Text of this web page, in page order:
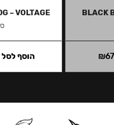
BLACK
₪
– VOLTAGE
הוסף לסל